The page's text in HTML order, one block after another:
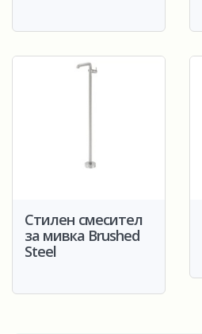
Стилен смесител
за мивка Brushed
Steel